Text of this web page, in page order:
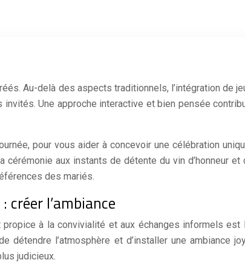
Au-delà des aspects traditionnels, l’intégration de
Une approche interactive et bien pensée
pour vous aider à concevoir une célébration
aux instants de détente du vin d’honneur
des mariés.
l’ambiance
à la convivialité et aux échanges informels
l’atmosphère et d’installer une ambiance
judicieux.